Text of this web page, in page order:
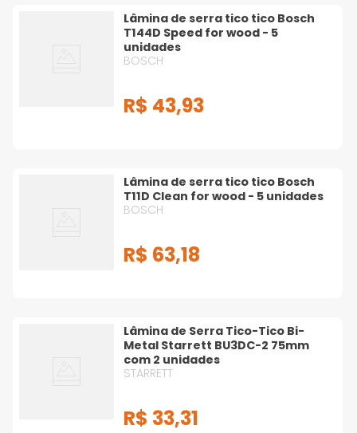
Lâmina de serra tico tico Bosch
T144D Speed for wood - 5
unidades
BOSCH
R$ 43,93
Lâmina de serra tico tico Bosch
T11D Clean for wood - 5 unidades
BOSCH
R$ 63,18
Lâmina de Serra Tico-Tico Bi-
Metal Starrett BU3DC-2 75mm
com 2 unidades
STARRETT
R$ 33,31